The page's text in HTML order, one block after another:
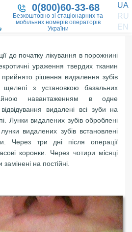
0(800)60-33-68
Безкоштовно зі стаціонарних та
мобільних номерів операторів
України
UA
RU
EN
до початку лікування в порожнині
ураження твердих тканин
прийнято рішення видалення зубів
з установкою базальних
навантаженням в одне
видалені всі зуби на
Лунки видалених зубів оброблені
видалених зубів встановлені
Через три дні після операції
коронки. Через чотири місяці
на постійні.